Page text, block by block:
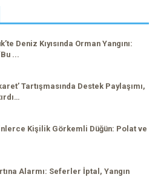
Deniz Kıyısında Orman Yangını:
...
Tartışmasında Destek Paylaşımı,
Kişilik Görkemli Düğün: Polat ve
Alarmı: Seferler İptal, Yangın